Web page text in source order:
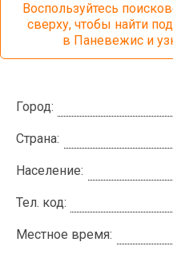
Воспользуйтесь
сверху, чтобы найти
в Паневежис и
Город:
Страна:
Население:
Тел. код:
Местное время: